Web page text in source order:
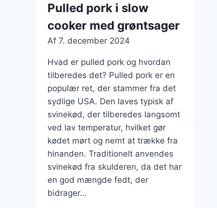
Pulled pork i slow
cooker med grøntsager
Af 7. december 2024
Hvad er pulled pork og hvordan
tilberedes det? Pulled pork er en
populær ret, der stammer fra det
sydlige USA. Den laves typisk af
svinekød, der tilberedes langsomt
ved lav temperatur, hvilket gør
kødet mørt og nemt at trække fra
hinanden. Traditionelt anvendes
svinekød fra skulderen, da det har
en god mængde fedt, der
bidrager…